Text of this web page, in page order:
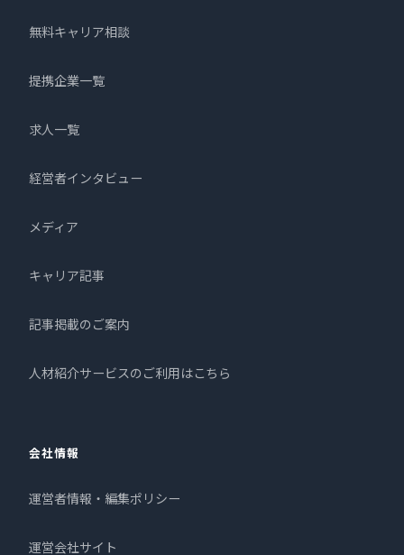
無料キャリア相談
提携企業一覧
求人一覧
経営者インタビュー
メディア
キャリア記事
記事掲載のご案内
人材紹介サービスのご利用はこちら
会社情報
運営者情報・編集ポリシー
運営会社サイト